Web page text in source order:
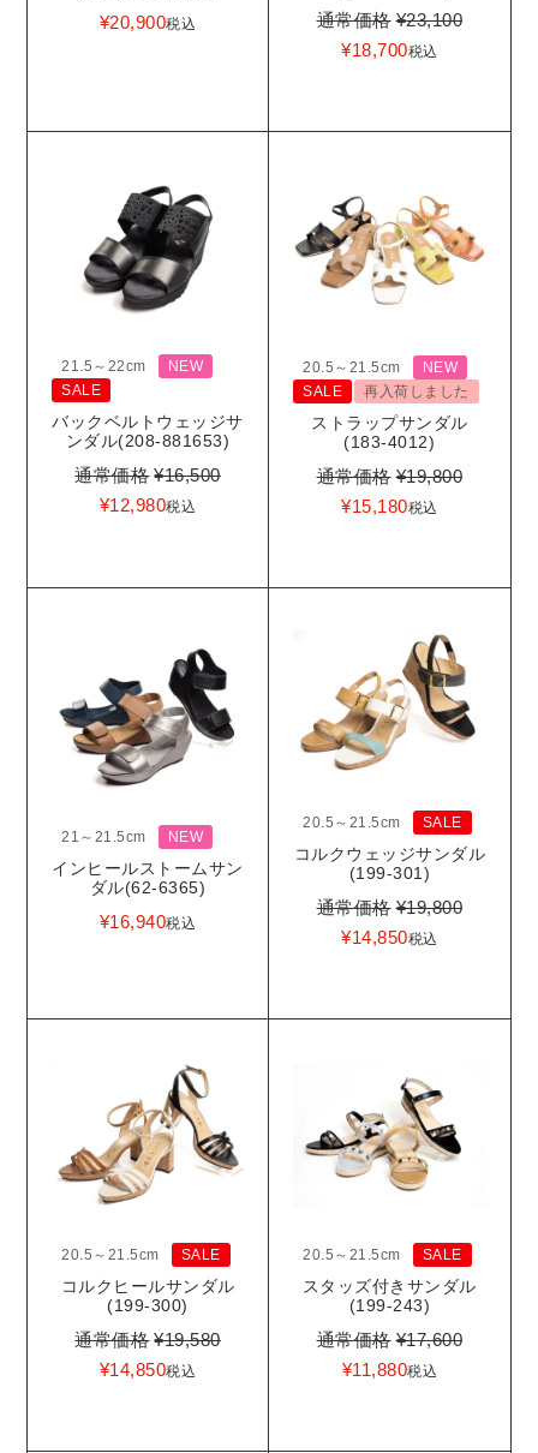
¥20,900税込 通常価格 ¥23,100
¥18,700税込
21.5～22cm
NEW
SALE
バックベルトウェッジサ
ンダル(208-881653)
通常価格 ¥16,500
¥12,980税込
20.5～21.5cm
NEW
SALE
再入荷しました
ストラップサンダル
(183-4012)
通常価格 ¥19,800
¥15,180税込
21～21.5cm NEW
インヒールストームサン
ダル(62-6365)
¥16,940税込
20.5～21.5cm SALE
コルクウェッジサンダル
(199-301)
通常価格 ¥19,800
¥14,850税込
20.5～21.5cm SALE
コルクヒールサンダル
(199-300)
通常価格 ¥19,580
¥14,850税込
20.5～21.5cm SALE
スタッズ付きサンダル
(199-243)
通常価格 ¥17,600
¥11,880税込